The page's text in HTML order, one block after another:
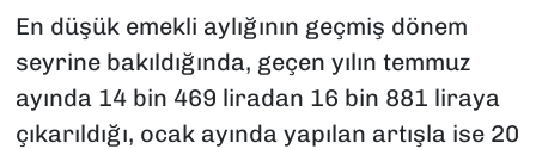
En düşük emekli aylığının geçmiş dönem
seyrine bakıldığında, geçen yılın temmuz
ayında 14 bin 469 liradan 16 bin 881 liraya
çıkarıldığı, ocak ayında yapılan artışla ise 20